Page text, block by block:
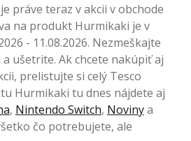
práve teraz v akcii v obchode
na produkt Hurmikaki je v
- 11.08.2026. Nezmeškajte
ušetrite. Ak chcete nakúpiť aj
prelistujte si celý Tesco
Hurmikaki tu dnes nájdete aj
, Nintendo Switch, Novinya
čo potrebujete, ale